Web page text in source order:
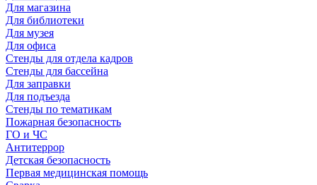
Для магазина
Для библиотеки
Для музея
Для офиса
Стенды для отдела кадров
Стенды для бассейна
Для заправки
Для подъезда
Стенды по тематикам
Пожарная безопасность
ГО и ЧС
Антитеррор
Детская безопасность
Первая медицинская помощь